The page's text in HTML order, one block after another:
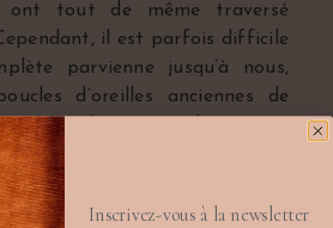
ont tout de même traversé
il est parfois difficile
parvienne jusqu’à nous,
d’oreilles anciennes de
à chérir et à admirer.
Inscrivez-vous à la newsletter